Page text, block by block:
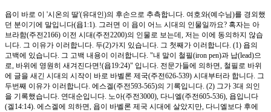
욥이 바로 이 '시온의 딸'(유대인)의 후손으로 추측합니다. 여호와(예수님)를 경외했
던 분이기에 말입니다(욥1:1). 그러면 이 욥이 어느 시대의 인물일까요? 혹자는 아
브라함(주전2166) 이전 시대(주전2200)의 인물로 보는데, 저는 이에 동의하지 않습
니다. 그 이유가 이러합니다. 두(2)가지 있습니다. 그 첫째가 이러합니다. (1) 욥의
고백에 있습니다. 그 고백 내용이 이러합니다. "내 말이 철필(iron pen)과 납(lead)으
로, 바위에 영원히 새겨진다면!(욥19:24)" 입니다. 전문가들에 의하면, 철필로 바위
에 글을 새긴 시대의 시작이 바로 바벨론 제국(주전626-539) 시대부터라 합니다. 그
두번째 이유가 이러합니다. 에스겔(주전593-565)의 기록입니다. (2) 그가 3대 의인
을 기록했습니다. 연대순입니다. 노아(주전3000), 다니엘(주전605-536), 욥입니다
(겔14:14). 에스겔에 의하면, 욥이 바벨론 제국 시대에 살았지만, 다니엘보다 후에